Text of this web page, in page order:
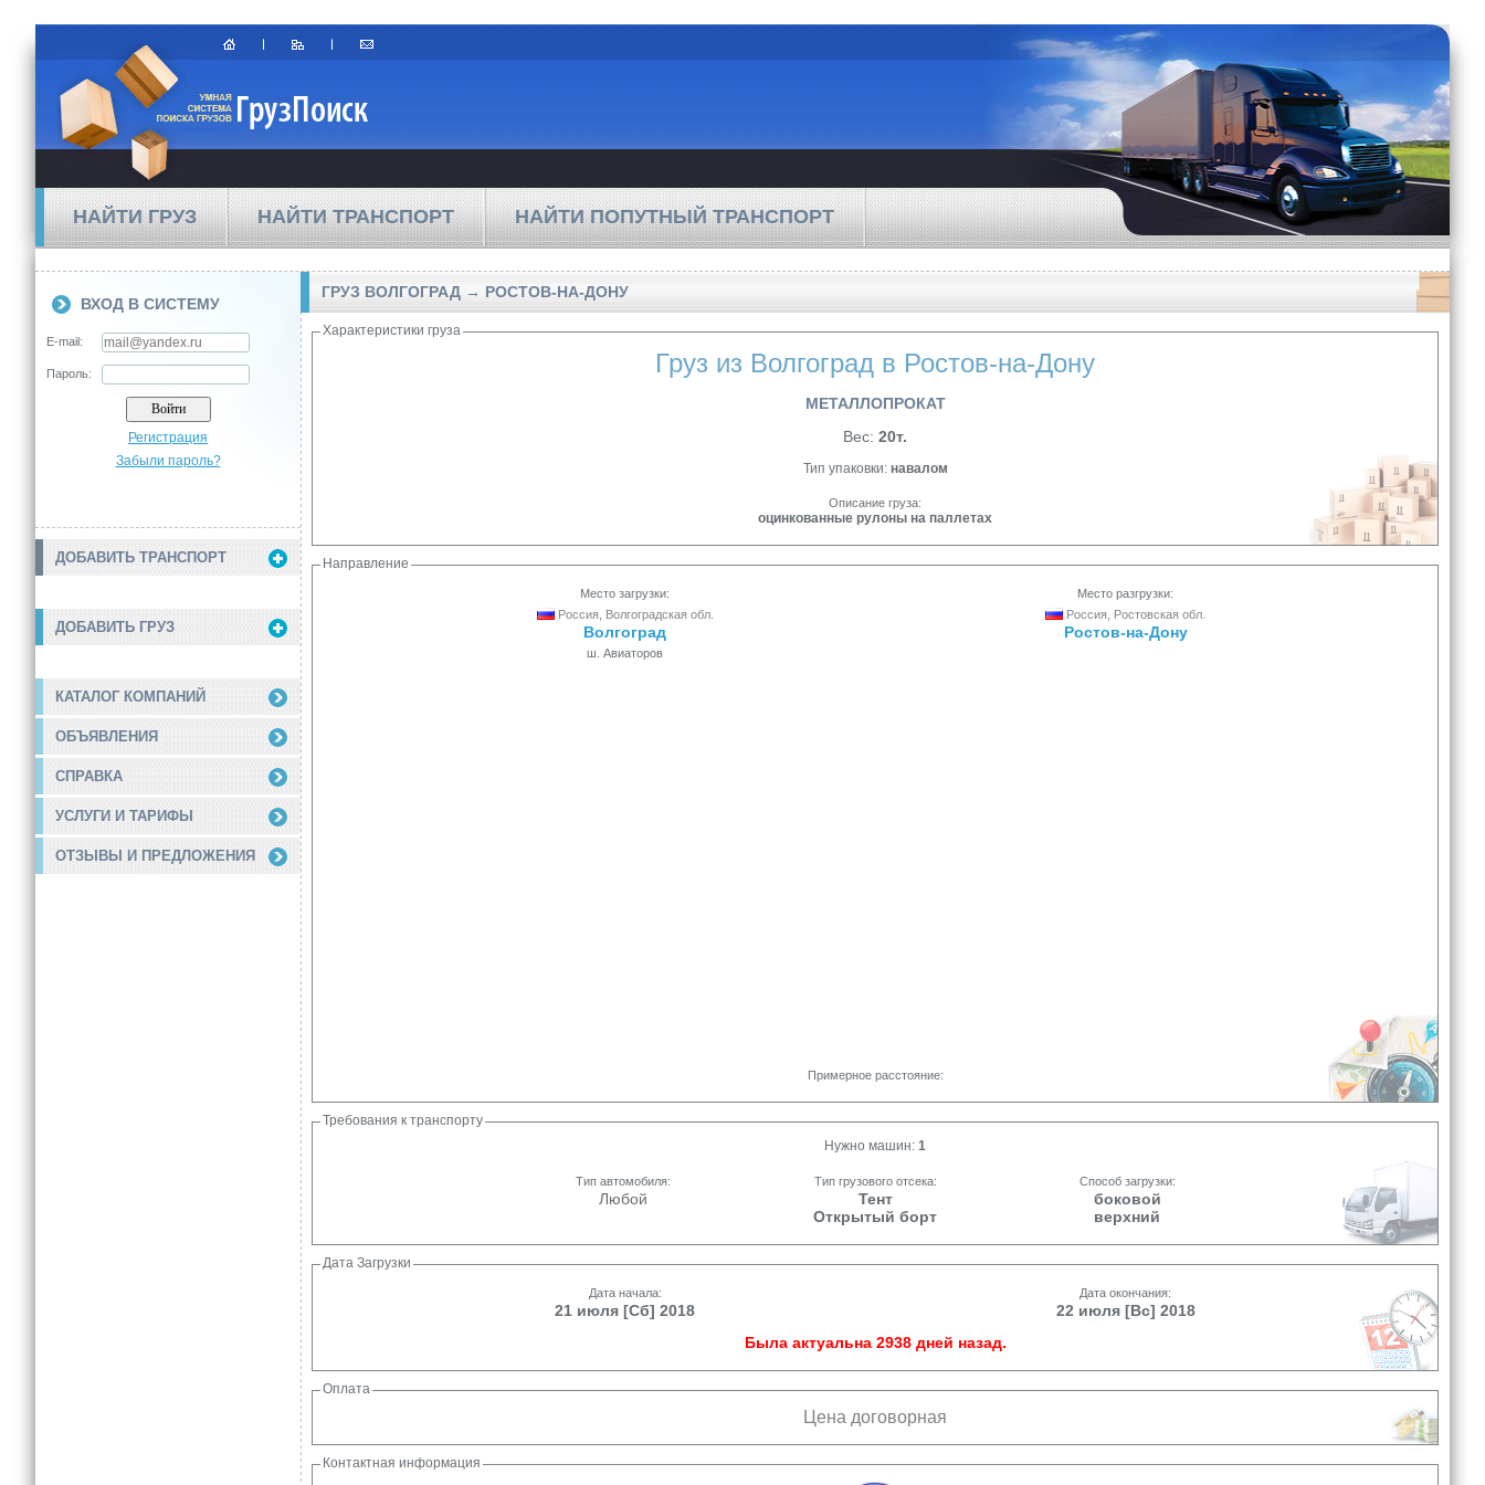
НАЙТИ ГРУЗ НАЙТИ ТРАНСПОРТ НАЙТИ ПОПУТНЫЙ ТРАНСПОРТ
ВХОД В СИСТЕМУ
E-mail:
Пароль:
Регистрация
Забыли пароль?
ДОБАВИТЬ ТРАНСПОРТ
ДОБАВИТЬ ГРУЗ
КАТАЛОГ КОМПАНИЙ
ОБЪЯВЛЕНИЯ
СПРАВКА
УСЛУГИ И ТАРИФЫ
ОТЗЫВЫ И ПРЕДЛОЖЕНИЯ
ГРУЗ ВОЛГОГРАД → РОСТОВ-НА-ДОНУ
Характеристики груза
Груз из Волгоград в Ростов-на-Дону
МЕТАЛЛОПРОКАТ
Вес: 20т.
Тип упаковки: навалом
Описание груза:
оцинкованные рулоны на паллетах
Направление
Место загрузки:
Россия, Волгоградская обл.
Волгоград
ш. Авиаторов
Место разгрузки:
Россия, Ростовская обл.
Ростов-на-Дону
Примерное расстояние:
Требования к транспорту
Нужно машин: 1
Тип автомобиля:
Любой
Тип грузового отсека:
Тент
Открытый борт
Способ загрузки:
боковой
верхний
Дата Загрузки
Дата начала:
21 июля [Сб] 2018
Дата окончания:
22 июля [Вс] 2018
Была актуальна 2938 дней назад.
Оплата
Цена договорная
Контактная информация